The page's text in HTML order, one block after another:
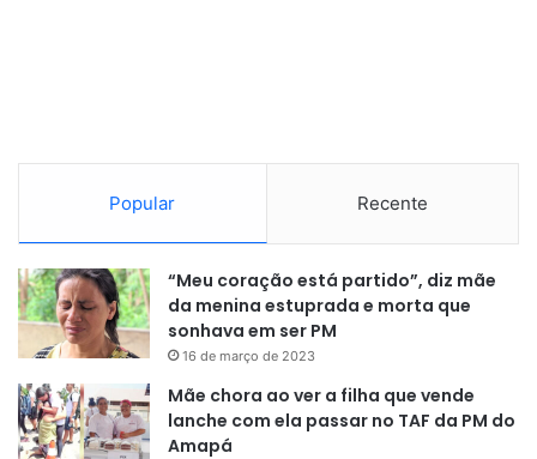
Popular Recente
“Meu coração está partido”, diz mãe
da menina estuprada e morta que
sonhava em ser PM
16 de março de 2023
Mãe chora ao ver a filha que vende
lanche com ela passar no TAF da PM do
Amapá